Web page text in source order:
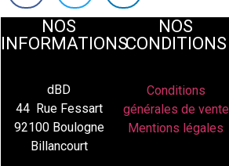
NOS
INFORMATIONS
dBD
44 Rue Fessart
92100 Boulogne
Billancourt
NOS
CONDITIONS
Conditions
générales de vente
Mentions légales